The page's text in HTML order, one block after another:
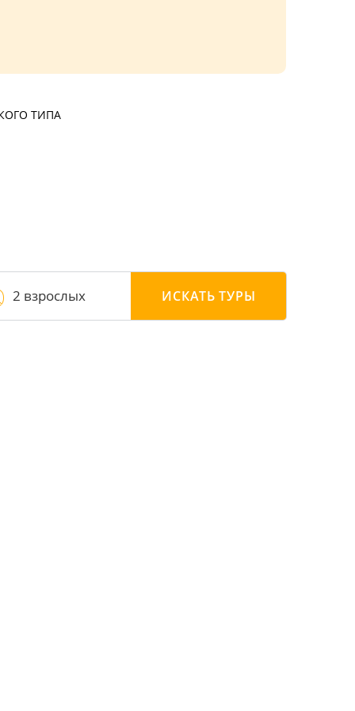
ТИПА
2 взрослых ИСКАТЬ ТУРЫ